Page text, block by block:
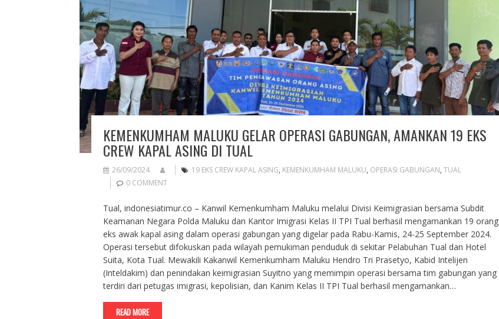
KEMENKUMHAM MALUKU GELAR OPERASI GABUNGAN, AMANKAN 19 EKS
CREW KAPAL ASING DI TUAL
26/09/2024 19 EKS CREW KAPAL ASING, KEMENKUMHAM MALUKU, OPERASI GABUNGAN, TUAL
0 COMMENT
Tual, indonesiatimur.co – Kanwil Kemenkumham Maluku melalui Divisi Keimigrasian bersama Subdit
Keamanan Negara Polda Maluku dan Kantor Imigrasi Kelas II TPI Tual berhasil mengamankan 19 orang
eks awak kapal asing dalam operasi gabungan yang digelar pada Rabu-Kamis, 24-25 September 2024.
Operasi tersebut difokuskan pada wilayah pemukiman penduduk di sekitar Pelabuhan Tual dan Hotel
Suita, Kota Tual. Mewakili Kakanwil Kemenkumham Maluku Hendro Tri Prasetyo, Kabid Intelijen
(Inteldakim) dan penindakan keimigrasian Suyitno yang memimpin operasi bersama tim gabungan yang
terdiri dari petugas imigrasi, kepolisian, dan Kanim Kelas II TPI Tual berhasil mengamankan…
READ MORE